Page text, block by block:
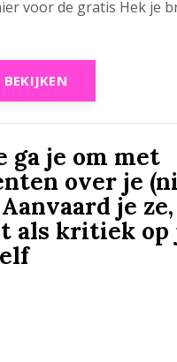
voor de gratis Hek je
BEKIJKEN
ga je om met
over je
je
als kritiek op